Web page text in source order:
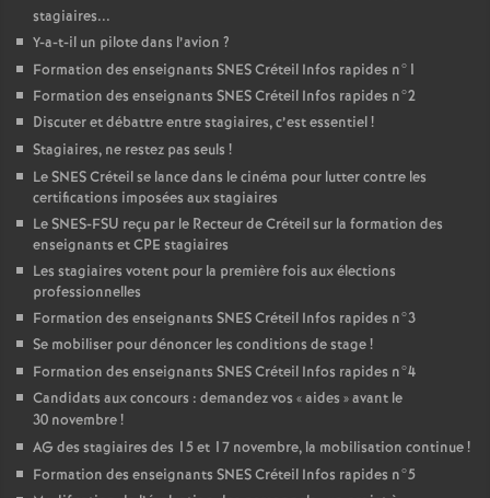
stagiaires...
Y-a-t-il un pilote dans l’avion ?
Formation des enseignants SNESCréteil Infos rapides n°1
Formation des enseignants SNESCréteil Infos rapides n°2
Discuter et débattre entre stagiaires, c’est essentiel!
Stagiaires, ne restez pas seuls !
LeSNESCréteil se lance dans le cinéma pour lutter contre les
certifications imposées aux stagiaires
LeSNES-FSU reçu par le Recteur de Créteil sur la formation des
enseignants etCPE stagiaires
Les stagiaires votent pour la première fois aux élections
professionnelles
Formation des enseignants SNESCréteil Infos rapides n°3
Se mobiliser pour dénoncer les conditions de stage!
Formation des enseignants SNESCréteil Infos rapides n°4
Candidats aux concours : demandez vos «aides » avant le
30 novembre!
AG des stagiaires des 15 et 17 novembre, la mobilisation continue!
Formation des enseignants SNESCréteil Infos rapides n°5